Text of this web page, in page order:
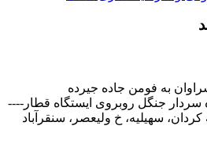
سراوان به فومن جاده جیرده
سردار جنگل روبروی ایستگاه قطار----